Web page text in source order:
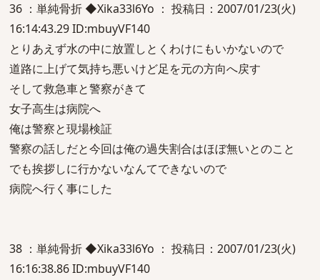
36 ：単純骨折 ◆Xika33l6Yo ： 投稿日：2007/01/23(火)
16:14:43.29 ID:mbuyVF140
とりあえず水の中に放置しとくわけにもいかないので
道路に上げて気持ち悪いけど足を元の方向へ戻す
そして救急車と警察がきて
女子高生は病院へ
俺は警察と現場検証
警察の話しだと今回は俺の過失割合はほぼ無いとのこと
でも挨拶しに行かないなんてできないので
病院へ行く事にした
38 ：単純骨折 ◆Xika33l6Yo ： 投稿日：2007/01/23(火)
16:16:38.86 ID:mbuyVF140